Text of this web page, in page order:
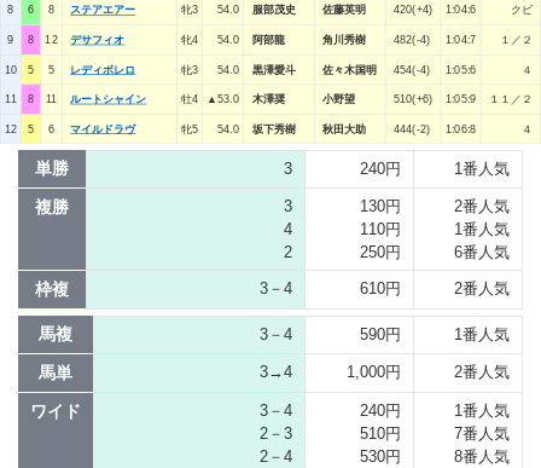
8 6 8 ステアエアー 牝3 54.0 服部茂史 佐藤英明 420(+4) 1:04:6 クビ
9 8 12 デサフィオ 牝4 54.0 阿部龍 角川秀樹 482(-4) 1:04:7 １／２
10 5 5 レディボレロ 牝3 54.0 黒澤愛斗 佐々木国明 454(-4) 1:05:6 ４
11 8 11 ルートシャイン 牡4 ▲53.0 木澤奨 小野望 510(+6) 1:05:9 １１／２
12 5 6 マイルドラヴ 牝5 54.0 坂下秀樹 秋田大助 444(-2) 1:06:8 ４
単勝 3 240円 1番人気
複勝
3
4
2
130円
110円
250円
2番人気
1番人気
6番人気
枠複 3－4 610円 2番人気
馬複 3－4 590円 1番人気
馬単 3→4 1,000円 2番人気
ワイド
3－4
2－3
2－4
240円
510円
530円
1番人気
7番人気
8番人気